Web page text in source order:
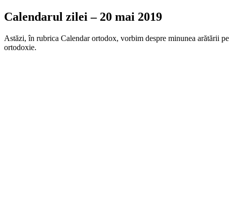
Calendarul zilei – 20 mai 2019
Astăzi, în rubrica Calendar ortodox, vorbim despre minunea arătării
ortodoxie.